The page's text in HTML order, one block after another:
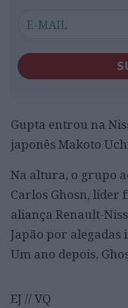
Gupta entrou na
japonês Makoto
Na altura, o grupo
Carlos Ghosn,
aliança Renault-
Japão por
Um ano depois,
EJ // VQ